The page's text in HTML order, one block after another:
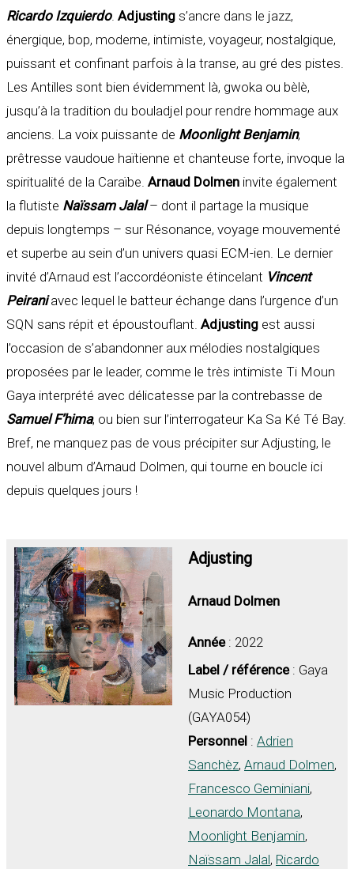
Ricardo Izquierdo. Adjusting s’ancre dans le jazz,
énergique, bop, moderne, intimiste, voyageur, nostalgique,
puissant et confinant parfois à la transe, au gré des pistes.
Les Antilles sont bien évidemment là, gwoka ou bèlè,
jusqu’à la tradition du bouladjel pour rendre hommage aux
anciens. La voix puissante de Moonlight Benjamin,
prêtresse vaudoue haïtienne et chanteuse forte, invoque la
spiritualité de la Caraïbe. Arnaud Dolmen invite également
la flutiste Naïssam Jalal– dont il partage la musique
depuis longtemps – sur Résonance, voyage mouvementé
et superbe au sein d’un univers quasi ECM-ien. Le dernier
invité d’Arnaud est l’accordéoniste étincelant Vincent
Peiraniavec lequel le batteur échange dans l’urgence d’un
SQN sans répit et époustouflant. Adjusting est aussi
l’occasion de s’abandonner aux mélodies nostalgiques
proposées par le leader, comme le très intimiste Ti Moun
Gaya interprété avec délicatesse par la contrebasse de
Samuel F’hima, ou bien sur l’interrogateur Ka Sa Ké Té Bay.
Bref, ne manquez pas de vous précipiter sur Adjusting, le
nouvel album d’Arnaud Dolmen, qui tourne en boucle ici
depuis quelques jours !
Adjusting
Arnaud Dolmen
Année: 2022
Label / référence: Gaya
Music Production
(GAYA054)
Personnel : Adrien
Sanchèz, Arnaud Dolmen,
Francesco Geminiani,
Leonardo Montana,
Moonlight Benjamin,
Naïssam Jalal, Ricardo